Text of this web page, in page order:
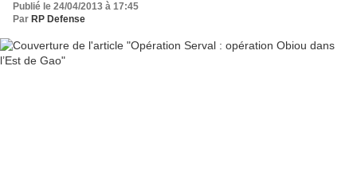
Publié le 24/04/2013 à 17:45
Par RP Defense